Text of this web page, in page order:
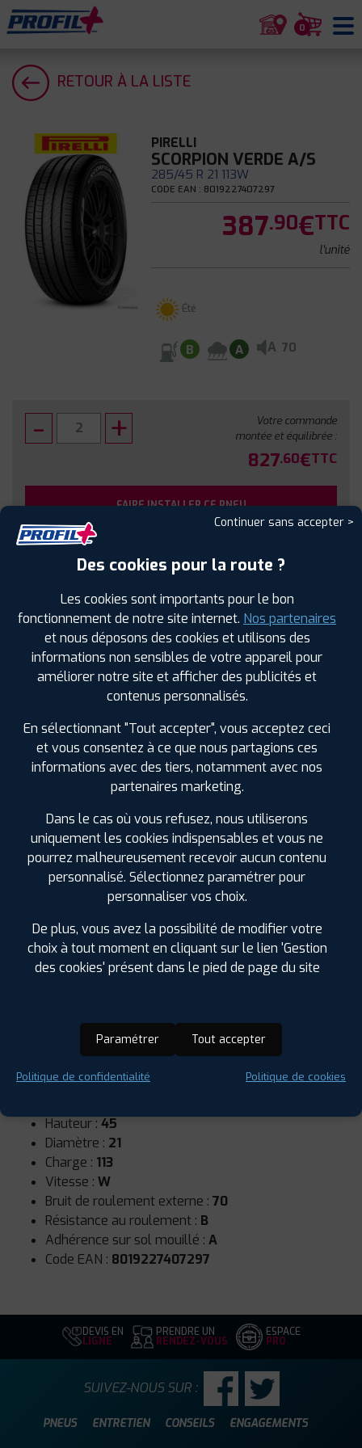
0
RETOUR À LA LISTE
PIRELLI
SCORPION VERDE A/S
285/45 R 21 113W
CODE EAN : 8019227407297
387.90€TTC
l'unité
Été
B A A 70
Votre commande
montée et équilibrée :
827.60€TTC
FAIRE INSTALLER CE PNEU
Sous réserve de disponibilité en agence
SPÉCIFICATIONS AVIS CLIENTS ÉTIQUETAGE
Étiquetage
Runflat :Non
Hauteur : 45
Diamètre : 21
Charge : 113
Vitesse : W
Bruit de roulement externe : 70
Résistance au roulement : B
Adhérence sur sol mouillé : A
Code EAN : 8019227407297
DEVIS EN
LIGNE
PRENDRE UN
RENDEZ-VOUS
ESPACE
PRO
PNEUS ENTRETIEN CONSEILS ENGAGEMENTS
SUIVEZ-NOUS SUR :
Continuer sans accepter >
Des cookies pour la route ?
Les cookies sont importants pour le bon
fonctionnement de notre site internet. Nos partenaires
et nous déposons des cookies et utilisons des
informations non sensibles de votre appareil pour
améliorer notre site et afficher des publicités et
contenus personnalisés.
En sélectionnant "Tout accepter", vous acceptez ceci
et vous consentez à ce que nous partagions ces
informations avec des tiers, notamment avec nos
partenaires marketing.
Dans le cas où vous refusez, nous utiliserons
uniquement les cookies indispensables et vous ne
pourrez malheureusement recevoir aucun contenu
personnalisé. Sélectionnez paramétrer pour
personnaliser vos choix.
De plus, vous avez la possibilité de modifier votre
choix à tout moment en cliquant sur le lien 'Gestion
des cookies' présent dans le pied de page du site
Paramétrer Tout accepter
Politique de confidentialité Politique de cookies